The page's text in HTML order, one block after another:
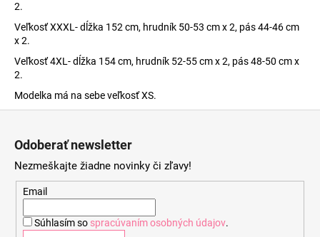
2.
Veľkosť XXXL- dĺžka 152 cm, hrudník 50-53 cm x 2, pás 44-46 cm
x 2.
Veľkosť 4XL- dĺžka 154 cm, hrudník 52-55 cm x 2, pás 48-50 cm x
2.
Modelka má na sebe veľkosť XS.
Odoberať newsletter
Nezmeškajte žiadne novinky či zľavy!
Email
Súhlasím so spracúvaním osobných údajov.